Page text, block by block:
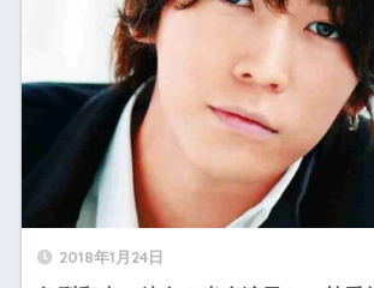
2018年1月24日